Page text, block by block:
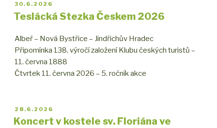
PUBLIKOVÁNO
30.6.2026
Teslácká Stezka Českem 2026
Albeř – Nová Bystřice – Jindřichův Hradec
Připomínka 138. výročí založení Klubu českých turistů –
11. června 1888
Čtvrtek 11. června 2026 – 5. ročník akce
PUBLIKOVÁNO
28.6.2026
Koncert v kostele sv. Floriána ve